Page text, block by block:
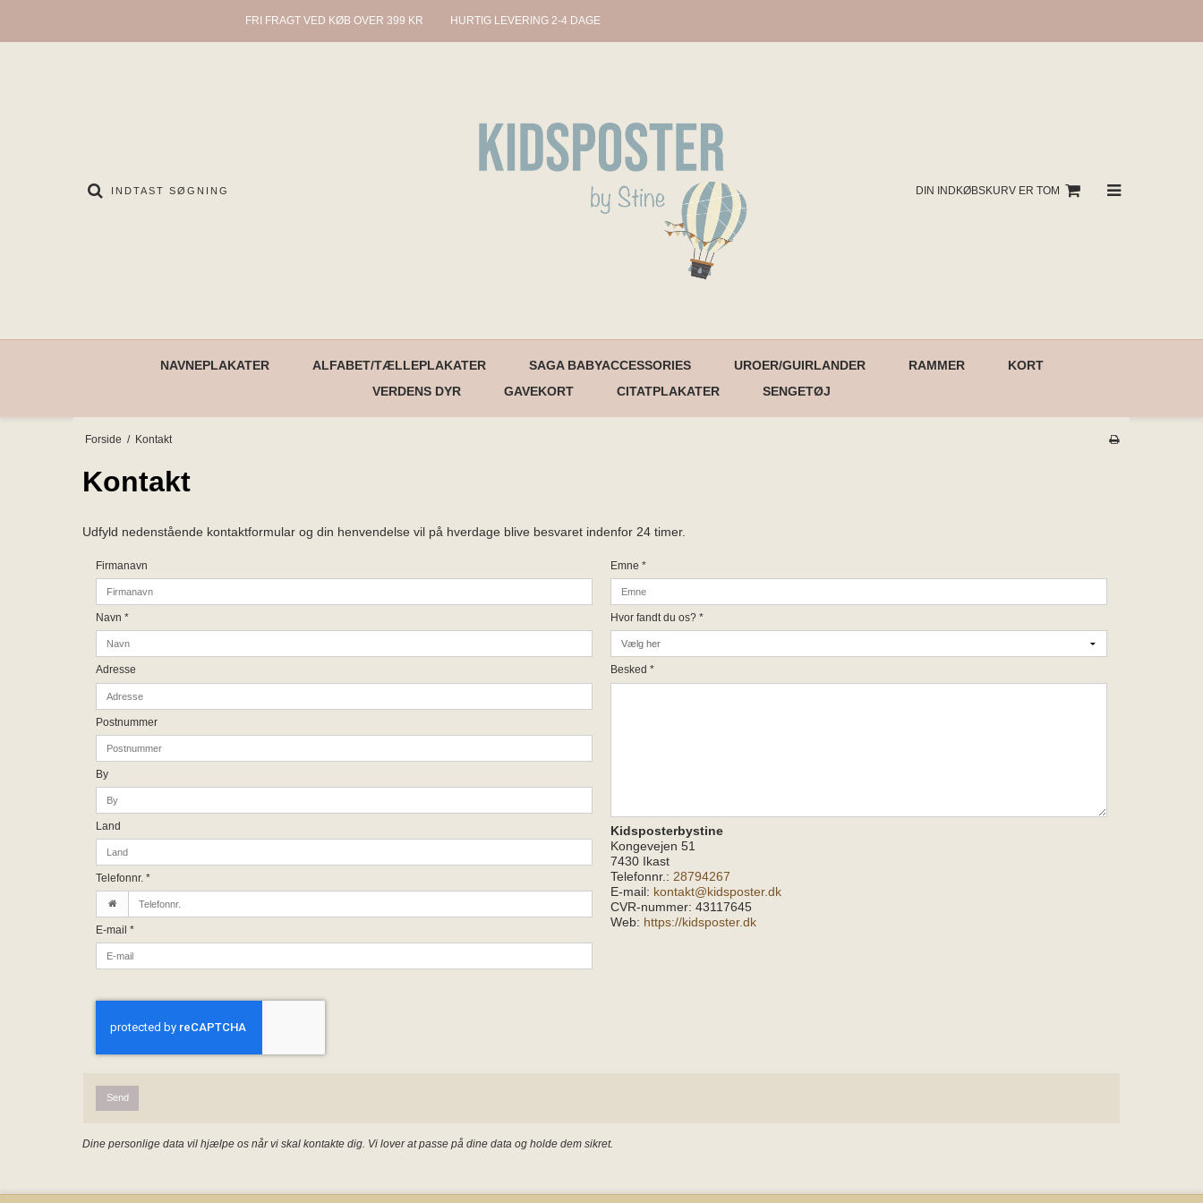
FRI FRAGT VED KØB OVER 399 KR HURTIG LEVERING 2-4 DAGE
DIN INDKØBSKURV ER TOM
NAVNEPLAKATER ALFABET/TÆLLEPLAKATER SAGA BABYACCESSORIES UROER/GUIRLANDER RAMMER
KORT
VERDENS DYR
GAVEKORT CITATPLAKATER SENGETØJ
Forside / Kontakt
Kontakt
Udfyld nedenstående kontaktformular og din henvendelse vil på hverdage blive besvaret indenfor 24 timer.
Firmanavn
Navn *
Adresse
Postnummer
By
Land
Telefonnr. *
E-mail *
Emne *
Hvor fandt du os? *
Besked *
Kidsposterbystine
Kongevejen 51
7430 Ikast
Telefonnr.: 28794267
E-mail: kontakt@kidsposter.dk
CVR-nummer: 43117645
Web: https://kidsposter.dk
Send
Dine personlige data vil hjælpe os når vi skal kontakte dig. Vi lover at passe på dine data og holde dem sikret.